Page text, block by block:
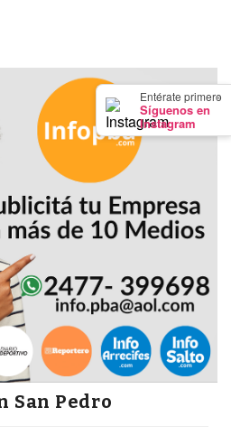
×
Entérate primero
Síguenos en
Instagram
San Pedro